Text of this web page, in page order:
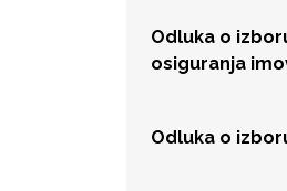
Odluka o
osiguranja
Odluka o